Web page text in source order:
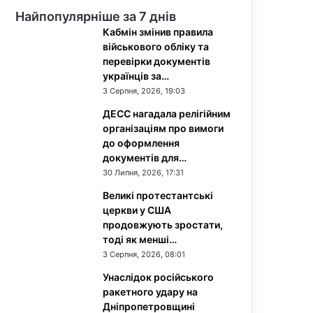
Найпопулярніше за 7 днів
Кабмін змінив правила
військового обліку та
перевірки документів
українців за…
3 Серпня, 2026, 19:03
ДЕСС нагадала релігійним
організаціям про вимоги
до оформлення
документів для…
30 Липня, 2026, 17:31
Великі протестантські
церкви у США
продовжують зростати,
тоді як менші…
3 Серпня, 2026, 08:01
Унаслідок російського
ракетного удару на
Дніпропетровщині